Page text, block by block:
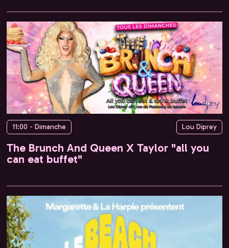
11:00 - Dimanche Lou Diprey
The Brunch And Queen X Taylor "all you
can eat buffet"